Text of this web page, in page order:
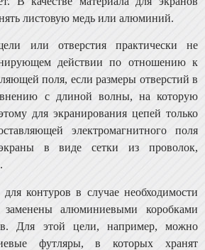
листовую медь или алюминий.
или отверстия практически не
действии по отношению к
поля, если размеры от­верстий в
с длиной волны, на которую
для экранирования цепей только
электро­магнитного поля
в виде сетки из проволок,
контуров в случае необхо­димости
алюминиевыми ко­робками
Для этой цели, напри­мер, можно
футляры, в которых хранят